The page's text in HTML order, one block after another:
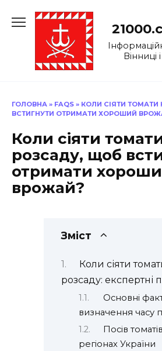
до
Вінниці
ГОЛОВНА » FAQS » КОЛИ СІЯТИ
ВСТИГНУТИ ОТРИМАТИ ХОРОШИЙ
Коли сіяти
розсаду, щоб
отримати
врожай?
Зміст
Коли сіяти
розсаду: експертні
Основні
визначення часу
Посів
регіонах України